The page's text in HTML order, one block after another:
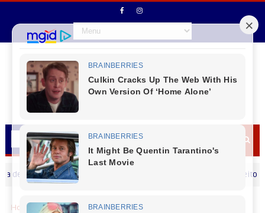
um Feliz dia dos Pais Prefeito de
Home Cantu Marquinho
Reunião de Regularização